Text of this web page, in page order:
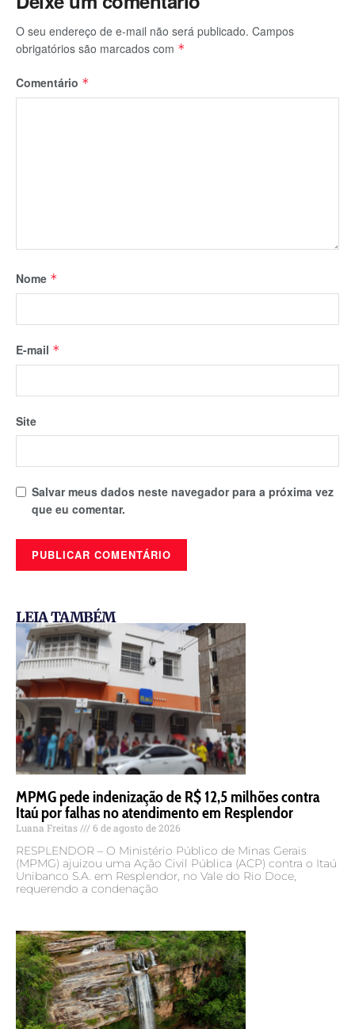
O seu endereço de e-mail não será publicado. Campos
obrigatórios são marcados com *
Comentário *
Nome *
E-mail *
Site
Salvar meus dados neste navegador para a próxima vez
que eu comentar.
LEIA TAMBÉM
MPMG pede indenização de R$ 12,5 milhões contra
Itaú por falhas no atendimento em Resplendor
Luana Freitas 6 de agosto de 2026
RESPLENDOR – O Ministério Público de Minas Gerais
(MPMG) ajuizou uma Ação Civil Pública (ACP) contra o Itaú
Unibanco S.A. em Resplendor, no Vale do Rio Doce,
requerendo a condenação